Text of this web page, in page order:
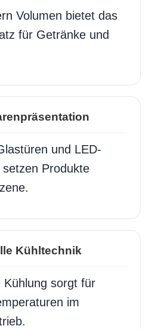
Volumen bietet das
für Getränke und
und LED-
Produkte
Kühltechnik
Kühlung sorgt für
im